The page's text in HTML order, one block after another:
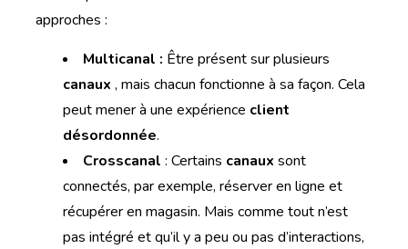
approches :
Multicanal : Être présent sur plusieurs
canaux , mais chacun fonctionne à sa façon. Cela
peut mener à une expérience client
désordonnée.
Crosscanal : Certains canaux sont
connectés, par exemple, réserver en ligne et
récupérer en magasin. Mais comme tout n’est
pas intégré et qu’il y a peu ou pas d’interactions,